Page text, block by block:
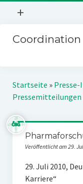
Menü
+
Mitmachen
Über uns
Kontakt
Impressum
Coordination
Kampagnen
Stichwort BAYER
Jahrestagung
SPENDEN
Startseite » Presse-
Pressemitteilungen
Veröffentlicht am 29.
29. Juli 2010,
Karriere“